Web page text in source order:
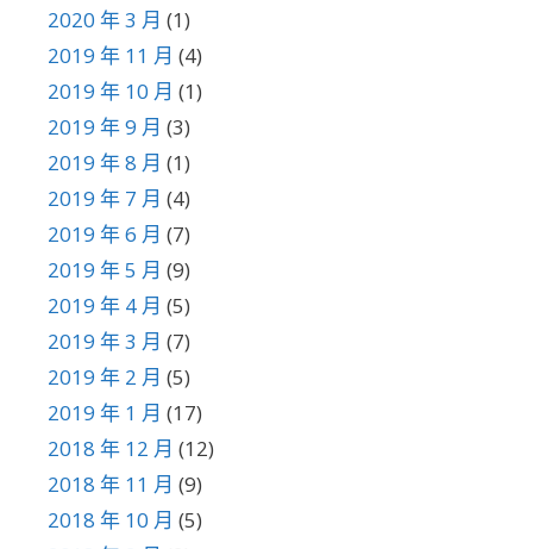
2020 年 3 月 (1)
2019 年 11 月 (4)
2019 年 10 月 (1)
2019 年 9 月 (3)
2019 年 8 月 (1)
2019 年 7 月 (4)
2019 年 6 月 (7)
2019 年 5 月 (9)
2019 年 4 月 (5)
2019 年 3 月 (7)
2019 年 2 月 (5)
2019 年 1 月 (17)
2018 年 12 月 (12)
2018 年 11 月 (9)
2018 年 10 月 (5)